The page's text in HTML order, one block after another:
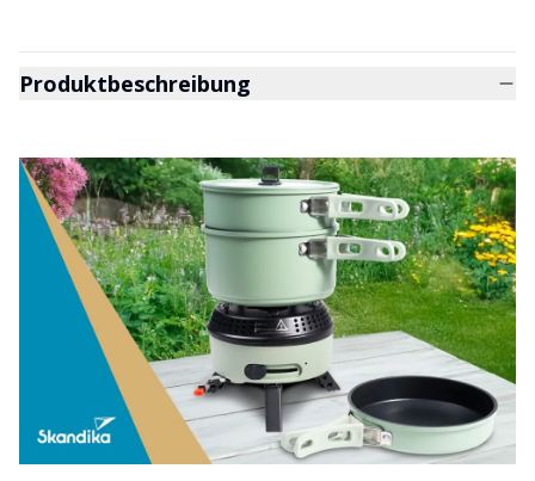
Produktbeschreibung